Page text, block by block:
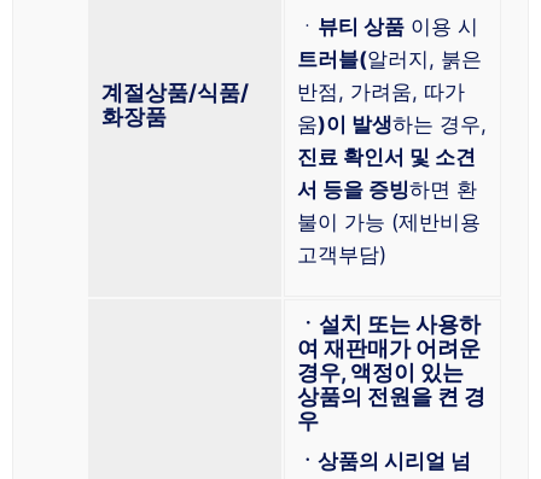
계절상품/식품/
화장품
ㆍ 뷰티 상품 이용 시
트러블(알러지, 붉은
반점, 가려움, 따가
움)이 발생하는 경우,
진료 확인서 및 소견
서 등을 증빙하면 환
불이 가능 (제반비용
고객부담)
ㆍ설치 또는 사용하
여 재판매가 어려운
경우, 액정이 있는
상품의 전원을 켠 경
우
ㆍ상품의 시리얼 넘